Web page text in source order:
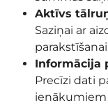
Aktīvs
Saziņai ar
Informācija
Precīzi dati